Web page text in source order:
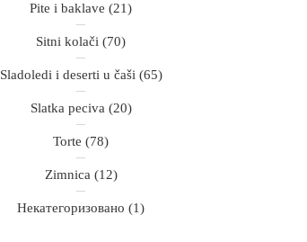
Pite i baklave (21)
Sitni kolači (70)
Sladoledi i deserti u čaši (65)
Slatka peciva (20)
Torte (78)
Zimnica (12)
Некатегоризовано (1)